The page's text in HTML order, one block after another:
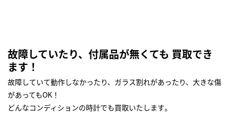
故障していたり、付属品が無くても 買取でき
ます！
故障していて動作しなかったり、ガラス割れがあったり、大きな傷
があってもOK！
どんなコンディションの時計でも買取いたします｡